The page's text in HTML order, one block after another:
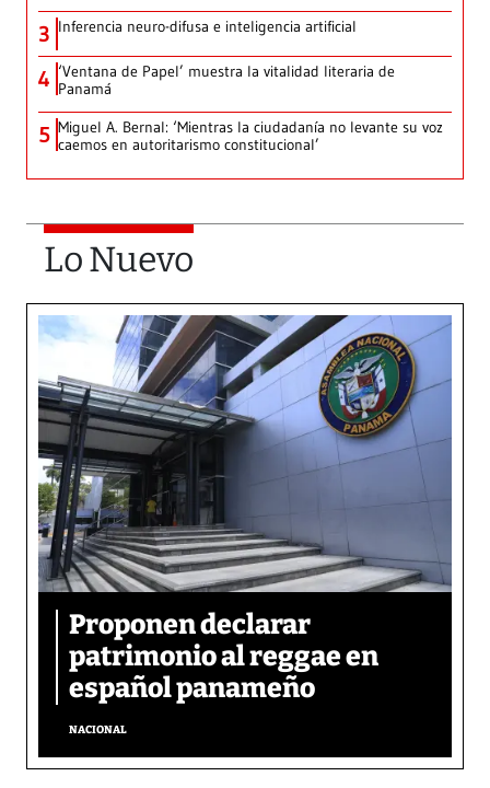
3 Inferencia neuro-difusa e inteligencia artificial
4 ‘Ventana de Papel’ muestra la vitalidad literaria de
Panamá
5 Miguel A. Bernal: ‘Mientras la ciudadanía no levante su voz
caemos en autoritarismo constitucional’
Lo Nuevo
Proponen declarar
patrimonio al reggae en
español panameño
NACIONAL